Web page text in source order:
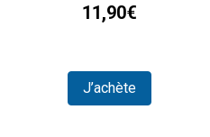
11,90€
J’achète